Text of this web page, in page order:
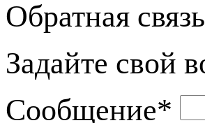
Обратная связь
Задайте свой
Сообщение*